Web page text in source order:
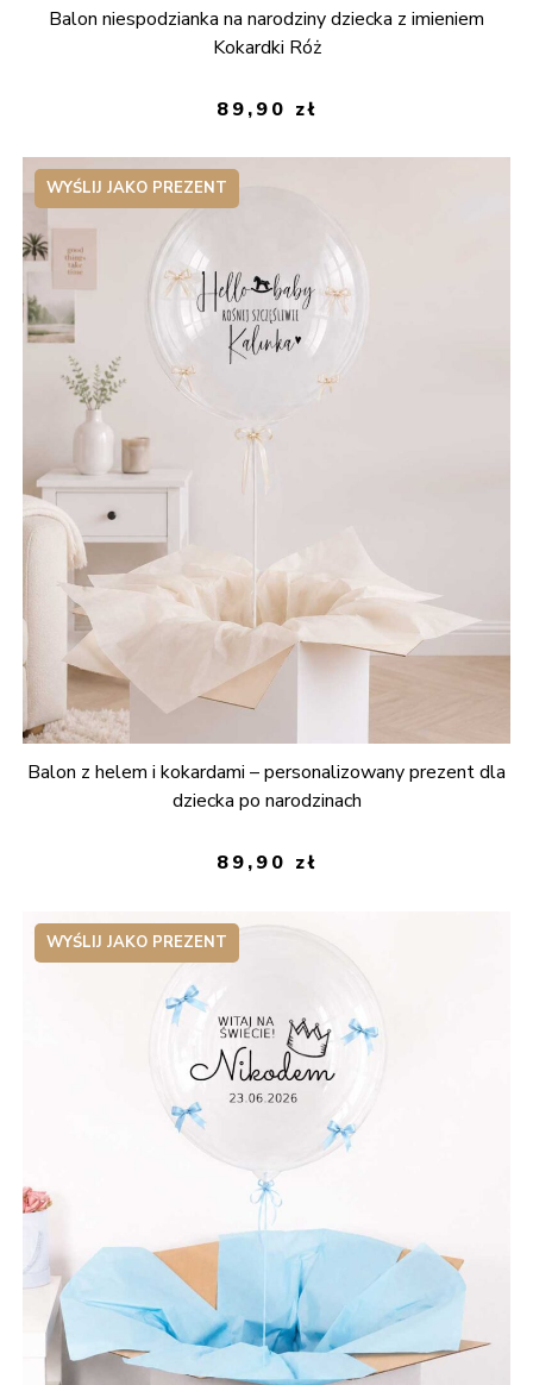
Balon niespodzianka na narodziny dziecka z imieniem
Kokardki Róż
89,90 zł
WYŚLIJ JAKO PREZENT
Balon z helem i kokardami – personalizowany prezent dla
dziecka po narodzinach
89,90 zł
WYŚLIJ JAKO PREZENT